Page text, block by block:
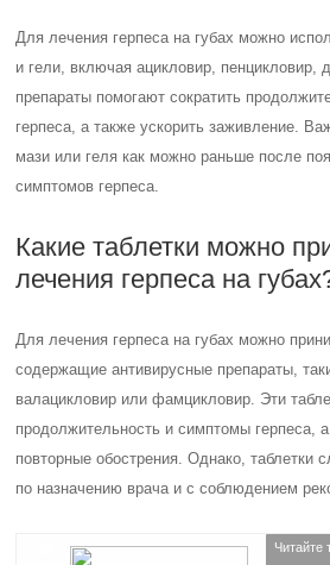
Для лечения герпеса на губах можно
и гели, включая ацикловир, пенцикловир,
препараты помогают сократить
герпеса, а также ускорить заживление.
мази или геля как можно раньше после
симптомов герпеса.
Какие таблетки можно
лечения герпеса на
Для лечения герпеса на губах можно
содержащие антивирусные препараты,
валацикловир или фамцикловир. Эти
продолжительность и симптомы герпеса,
повторные обострения. Однако, таблетки
по назначению врача и с соблюдением
Читайте